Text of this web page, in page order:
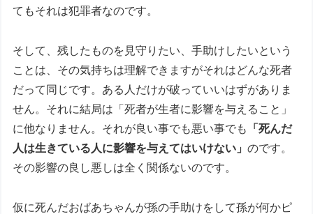
てもそれは犯罪者なのです。
そして、残したものを見守りたい、手助けしたいという
ことは、その気持ちは理解できますがそれはどんな死者
だって同じです。ある人だけが破っていいはずがありま
せん。それに結局は「死者が生者に影響を与えること」
に他なりません。それが良い事でも悪い事でも
「死んだ
人は生きている人に影響を与えてはいけない」のです。
その影響の良し悪しは全く関係ないのです。
仮に死んだおばあちゃんが孫の手助けをして孫が何かピ